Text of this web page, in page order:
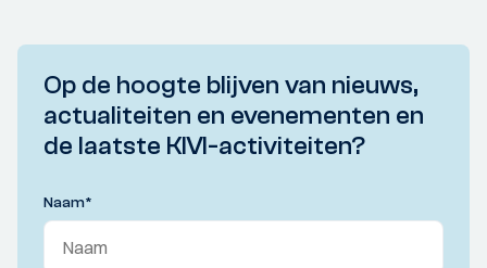
Op de hoogte blijven van nieuws,
actualiteiten en evenementen en
de laatste KIVI-activiteiten?
Naam*